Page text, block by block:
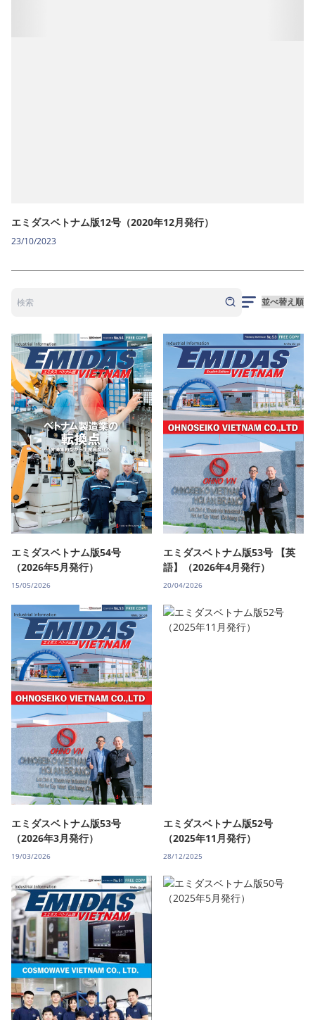
エミダスベトナム版12号（2020年12月発行）
23/10/2023
エミダスベトナム版54号
（2026年5月発行）
15/05/2026
エミダスベトナム版53号 【英
語】（2026年4月発行）
20/04/2026
エミダスベトナム版53号
（2026年3月発行）
19/03/2026
エミダスベトナム版52号
（2025年11月発行）
28/12/2025